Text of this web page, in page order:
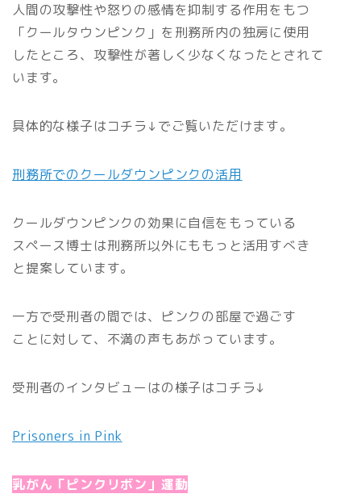
人間の攻撃性や怒りの感情を抑制する作用をもつ
「クールタウンピンク」を刑務所内の独房に使用
したところ、攻撃性が著しく少なくなったとされて
います。
具体的な様子はコチラ↓でご覧いただけます。
刑務所でのクールダウンピンクの活用
クールダウンピンクの効果に自信をもっている
スペース博士は刑務所以外にももっと活用すべき
と提案しています。
一方で受刑者の間では、ピンクの部屋で過ごす
ことに対して、不満の声もあがっています。
受刑者のインタビューはの様子はコチラ↓
Prisoners in Pink
乳がん「ピンクリボン」運動